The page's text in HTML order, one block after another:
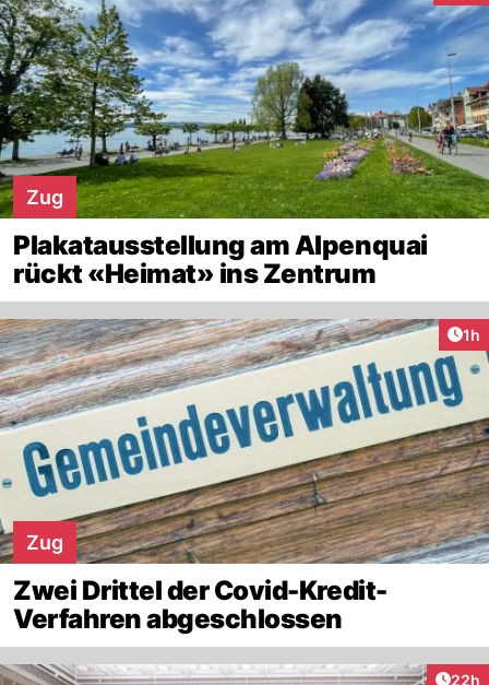
Zug
Plakatausstellung am Alpenquai
rückt «Heimat» ins Zentrum
1h
Zug
Zwei Drittel der Covid-Kredit-
Verfahren abgeschlossen
22h